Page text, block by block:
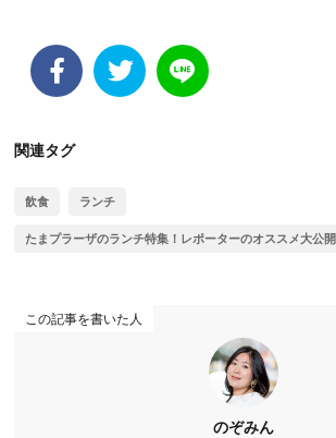
関連タグ
飲食 ランチ
たまプラーザのランチ特集！レポーターのオススメ大公開
この記事を書いた人
のぞみん